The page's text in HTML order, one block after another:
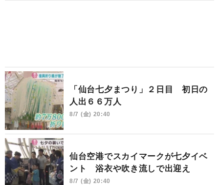
「仙台七夕まつり」２日目 初日の
人出６６万人
8/7 (金) 20:40
仙台空港でスカイマークが七夕イベ
ント 浴衣や吹き流しで出迎え
8/7 (金) 20:40